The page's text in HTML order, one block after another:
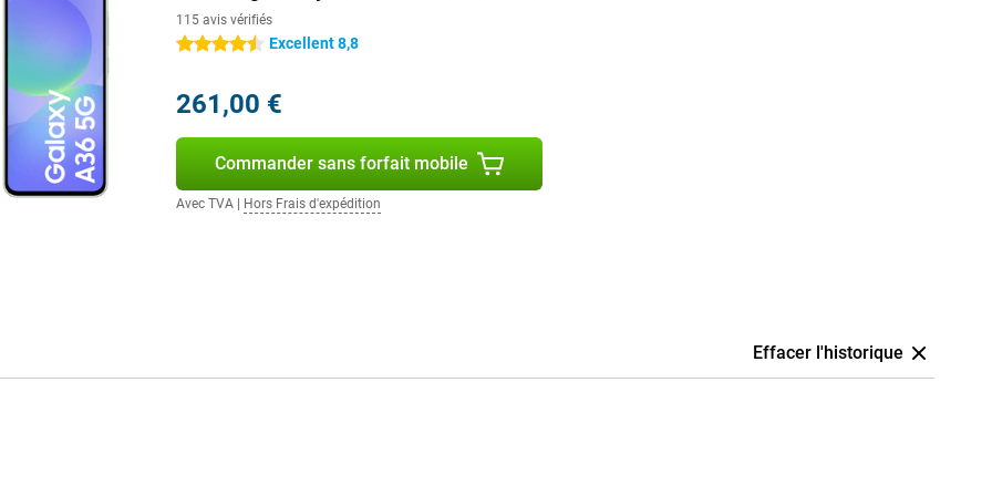
applications s'ouvrent
tournent sans problème. Avec
se fait sans problème. Le
photos, vidéos et applications.
? Alors jetez un coup d'œil au
votre téléphone se décharge en
jouer à des jeux ou écouter de la
à sa certification IP67, le
à vous inquiéter si votre
quelque chose. De plus, le
Cette conception robuste fait
souhaitez toujours une
S25 est une meilleure option
115 avis vérifiés
4.5 étoilesExcellent 8,8
261,00 €
Commander sans forfait mobile
Avec TVA| Hors Frais d'expédition
Effacer l'historique